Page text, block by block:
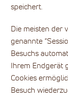
speichert.
Die meisten der
genannte
Besuchs
Ihrem Endgerät
Cookies
Besuch